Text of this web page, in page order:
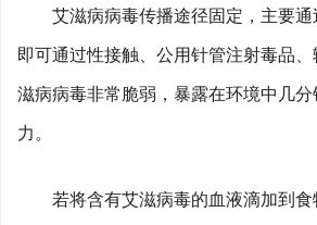
艾滋病病毒传播途径固定，主要通
即可通过性接触、公用针管注射毒品
滋病病毒非常脆弱，暴露在环境中几
力。
若将含有艾滋病毒的血液滴加到食